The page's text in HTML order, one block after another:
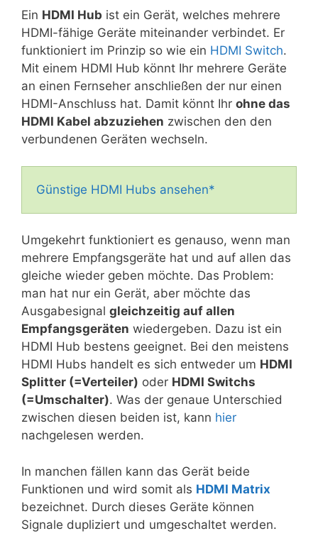
Ein HDMI Hub ist ein Gerät, welches mehrere
HDMI-fähige Geräte miteinander verbindet. Er
funktioniert im Prinzip so wie ein HDMI Switch.
Mit einem HDMI Hub könnt Ihr mehrere Geräte
an einen Fernseher anschließen der nur einen
HDMI-Anschluss hat. Damit könnt Ihr ohne das
HDMI Kabel abzuziehen zwischen den den
verbundenen Geräten wechseln.
Günstige HDMI Hubs ansehen*
Umgekehrt funktioniert es genauso, wenn man
mehrere Empfangsgeräte hat und auf allen das
gleiche wieder geben möchte. Das Problem:
man hat nur ein Gerät, aber möchte das
Ausgabesignal gleichzeitig auf allen
Empfangsgeräten wiedergeben. Dazu ist ein
HDMI Hub bestens geeignet. Bei den meistens
HDMI Hubs handelt es sich entweder um HDMI
Splitter (=Verteiler) oder HDMI Switchs
(=Umschalter). Was der genaue Unterschied
zwischen diesen beiden ist, kann hier
nachgelesen werden.
In manchen fällen kann das Gerät beide
Funktionen und wird somit als HDMI Matrix
bezeichnet. Durch dieses Geräte können
Signale dupliziert und umgeschaltet werden.